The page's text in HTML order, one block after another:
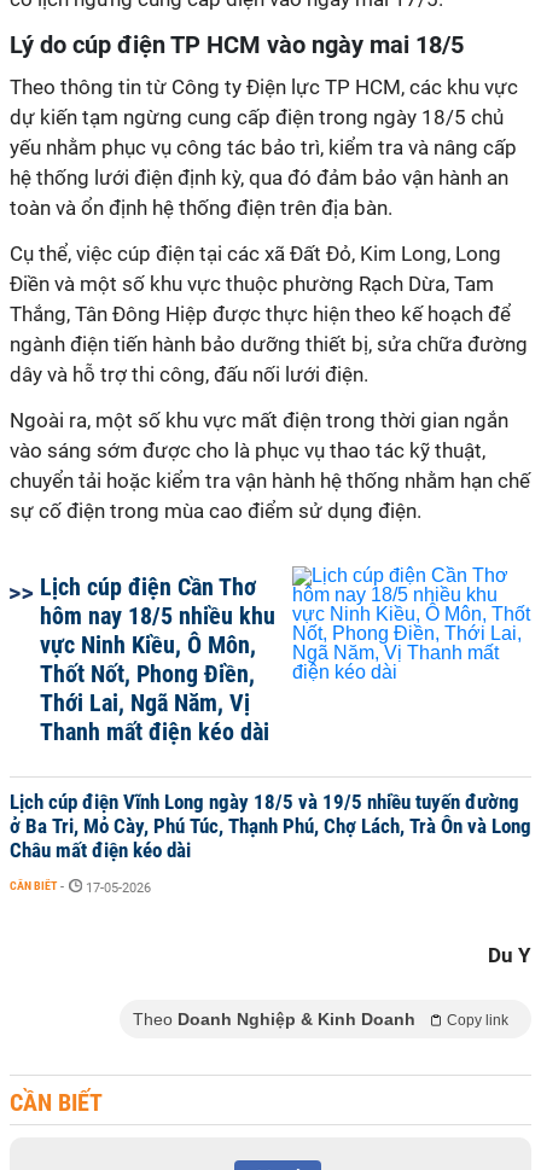
Lý do cúp điện TP HCM vào ngày mai 18/5
Theo thông tin từ Công ty Điện lực TP HCM, các khu vực
dự kiến tạm ngừng cung cấp điện trong ngày 18/5 chủ
yếu nhằm phục vụ công tác bảo trì, kiểm tra và nâng cấp
hệ thống lưới điện định kỳ, qua đó đảm bảo vận hành an
toàn và ổn định hệ thống điện trên địa bàn.
Cụ thể, việc cúp điện tại các xã Đất Đỏ, Kim Long, Long
Điền và một số khu vực thuộc phường Rạch Dừa, Tam
Thắng, Tân Đông Hiệp được thực hiện theo kế hoạch để
ngành điện tiến hành bảo dưỡng thiết bị, sửa chữa đường
dây và hỗ trợ thi công, đấu nối lưới điện.
Ngoài ra, một số khu vực mất điện trong thời gian ngắn
vào sáng sớm được cho là phục vụ thao tác kỹ thuật,
chuyển tải hoặc kiểm tra vận hành hệ thống nhằm hạn chế
sự cố điện trong mùa cao điểm sử dụng điện.
Lịch cúp điện Cần Thơ
hôm nay 18/5 nhiều khu
vực Ninh Kiều, Ô Môn,
Thốt Nốt, Phong Điền,
Thới Lai, Ngã Năm, Vị
Thanh mất điện kéo dài
Lịch cúp điện Vĩnh Long ngày 18/5 và 19/5 nhiều tuyến đường
ở Ba Tri, Mỏ Cày, Phú Túc, Thạnh Phú, Chợ Lách, Trà Ôn và Long
Châu mất điện kéo dài
CẦN BIẾT - 17-05-2026
Du Y
Theo Doanh Nghiệp & Kinh Doanh Copy link
CẦN BIẾT